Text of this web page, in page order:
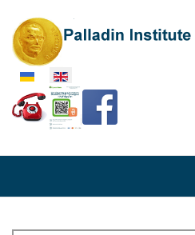
Select your language